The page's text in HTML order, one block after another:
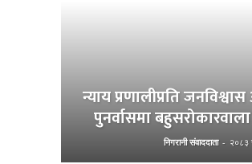
न्याय प्रणालीप्रति
पुनर्वासमा
निगरानी संवाददाता - २०८३